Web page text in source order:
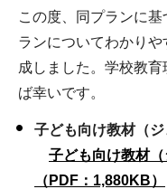
この度、同プランに
ランについてわかり
成しました。学校教
ば幸いです。
子ども向け教材（
子ども向け教材（
（PDF：1,880KB）